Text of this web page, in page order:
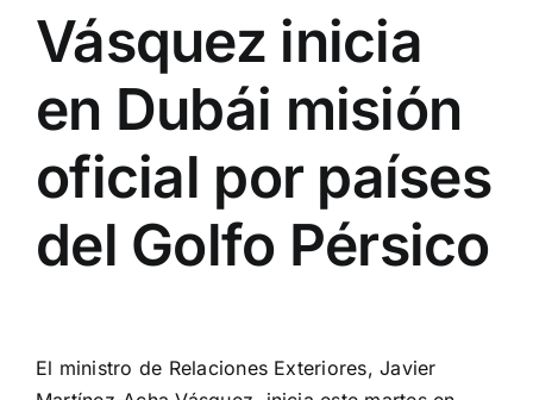
Vásquez inicia
en Dubái misión
oficial por países
del Golfo Pérsico
Larger
El ministro de Relaciones Exteriores, Javier